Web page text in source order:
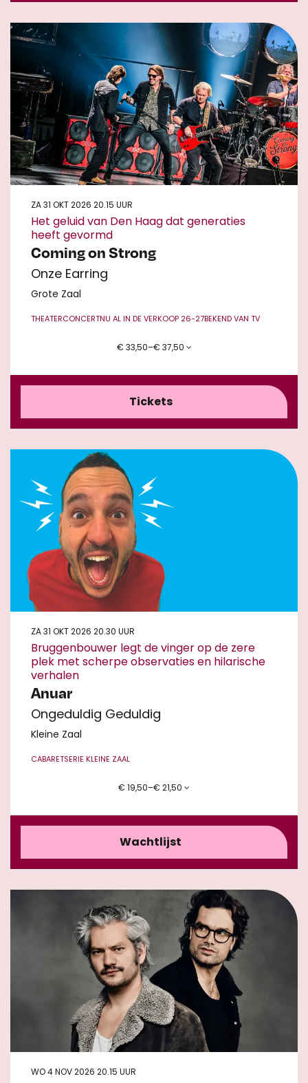
Coming on Strong
Onze Earring
Het geluid van Den Haag dat generaties
heeft gevormd
ZA 31 OKT 2026 20.15 UUR
Grote Zaal
THEATERCONCERTNU AL IN DE VERKOOP 26-27BEKEND VAN TV
€ 33,50–€ 37,50
Tickets
Anuar
Ongeduldig Geduldig
Bruggenbouwer legt de vinger op de zere
plek met scherpe observaties en hilarische
verhalen
ZA 31 OKT 2026 20.30 UUR
Kleine Zaal
CABARETSERIE KLEINE ZAAL
€ 19,50–€ 21,50
Wachtlijst
WO 4 NOV 2026 20.15 UUR